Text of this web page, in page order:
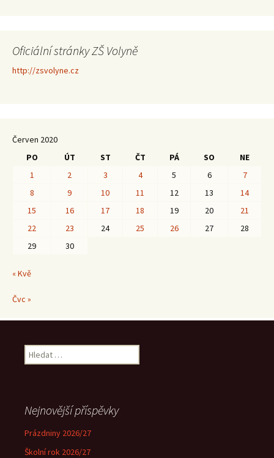
Oficiální stránky ZŠ Volyně
http://zsvolyne.cz
Červen 2020
PO
ÚT ST ČT PÁ SO
NE
1
2 3 4 5 6
7
8
9 10 11 12 13
14
15
16 17 18 19 20
21
22
23 24 25 26 27
28
29
30
« Kvě
Čvc »
Vyhledávání
Nejnovější příspěvky
Prázdniny 2026/27
Školní rok 2026/27